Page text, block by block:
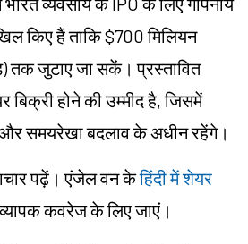
किए हैं ताकि $700 मिलियन
तक जुटाए जा सकें। प्रस्तावित
होने की उम्मीद है, जिसमें
समयरेखा बदलाव के अधीन रहेंगे।
पढ़ें। एंजेल वन केहिंदी में शेयर
कवरेज के लिए जाएं।